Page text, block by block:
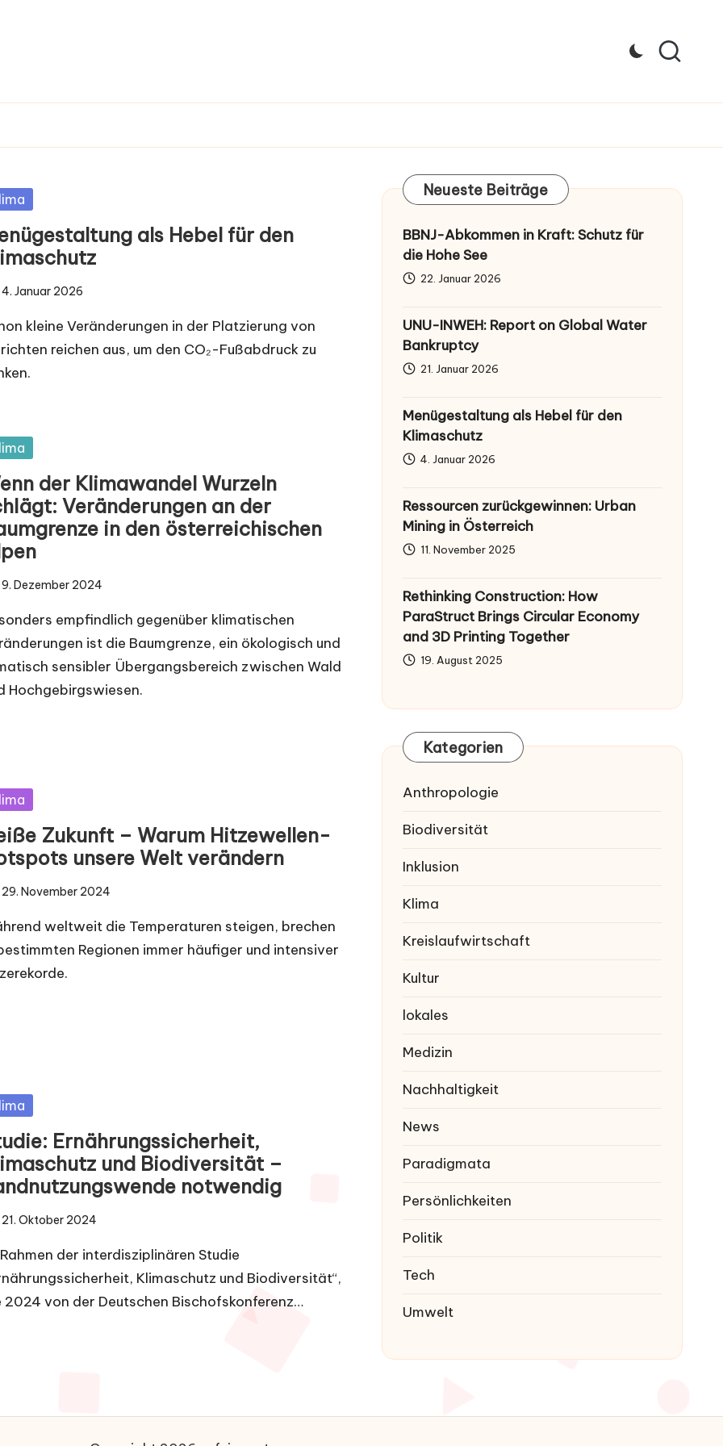
als Hebel für den
4. Januar 2026
kleine Veränderungen in der Platzierung von
reichen aus, um den CO₂-Fußabdruck zu
der Klimawandel Wurzeln
Veränderungen an der
in den österreichischen
9. Dezember 2024
empfindlich gegenüber klimatischen
ist die Baumgrenze, ein ökologisch und
sensibler Übergangsbereich zwischen Wald
Hochgebirgswiesen.
Zukunft – Warum Hitzewellen-
unsere Welt verändern
29. November 2024
weltweit die Temperaturen steigen, brechen
Regionen immer häufiger und intensiver
Ernährungssicherheit,
und Biodiversität –
notwendig
21. Oktober 2024
der interdisziplinären Studie
Klimaschutz und Biodiversität“,
2024 von der Deutschen Bischofskonferenz…
Neueste Beiträge
BBNJ-Abkommen in Kraft: Schutz für
die Hohe See
22. Januar 2026
UNU-INWEH: Report on Global Water
Bankruptcy
21. Januar 2026
Menügestaltung als Hebel für den
Klimaschutz
4. Januar 2026
Ressourcen zurückgewinnen: Urban
Mining in Österreich
11. November 2025
Rethinking Construction: How
ParaStruct Brings Circular Economy
and 3D Printing Together
19. August 2025
Kategorien
Anthropologie
Biodiversität
Inklusion
Klima
Kreislaufwirtschaft
Kultur
lokales
Medizin
Nachhaltigkeit
News
Paradigmata
Persönlichkeiten
Politik
Tech
Umwelt